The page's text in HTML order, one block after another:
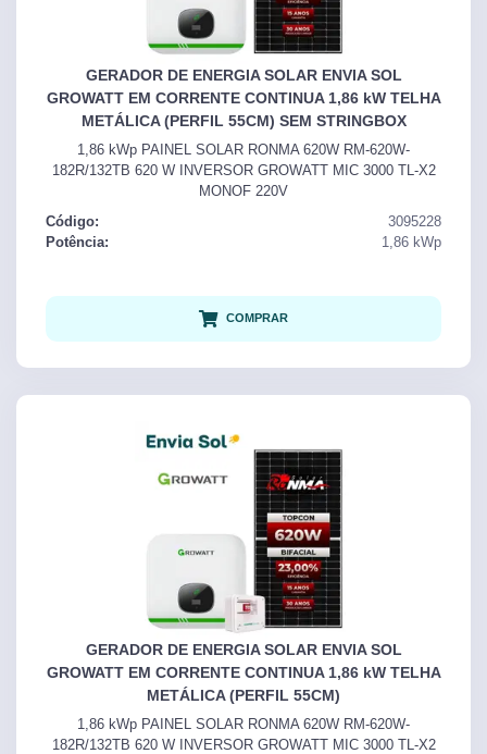
GERADOR DE ENERGIA SOLAR ENVIA SOL
GROWATT EM CORRENTE CONTINUA 1,86 kW TELHA
METÁLICA (PERFIL 55CM) SEM STRINGBOX
1,86 kWp PAINEL SOLAR RONMA 620W RM-620W-
182R/132TB 620 W INVERSOR GROWATT MIC 3000 TL-X2
MONOF 220V
Código:
3095228
Potência:
1,86 kWp
COMPRAR
GERADOR DE ENERGIA SOLAR ENVIA SOL
GROWATT EM CORRENTE CONTINUA 1,86 kW TELHA
METÁLICA (PERFIL 55CM)
1,86 kWp PAINEL SOLAR RONMA 620W RM-620W-
182R/132TB 620 W INVERSOR GROWATT MIC 3000 TL-X2